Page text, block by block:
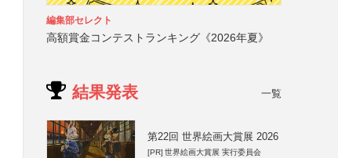
編集部セレクト
高額賞金コンテストランキング《2026年夏》
結果発表 一覧
第22回 世界絵画大賞展 2026
[PR] 世界絵画大賞展 実行委員会